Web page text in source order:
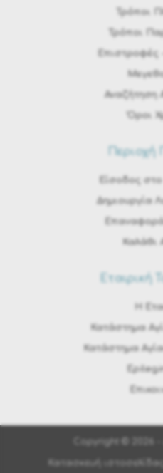
Τρόποι
Τρόποι
Eπιστροφές
Αναζήτηση
Όροι
Περιοχή
Είσοδος
Δημιουργία
Καλάθι
Εταιρική
H
Κατάστημα
Κατάστημα
Copyright © 2026 -
Κατασκευή ιστοσελίδας